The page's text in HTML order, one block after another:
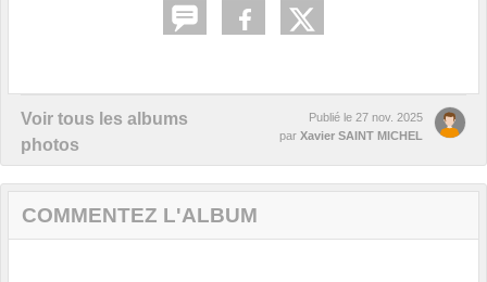
Voir tous les albums
photos
Publié le 27 nov. 2025
par Xavier SAINT MICHEL
COMMENTEZ L'ALBUM